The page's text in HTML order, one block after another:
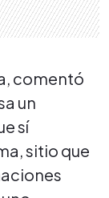
comentó
un
sí
sitio que